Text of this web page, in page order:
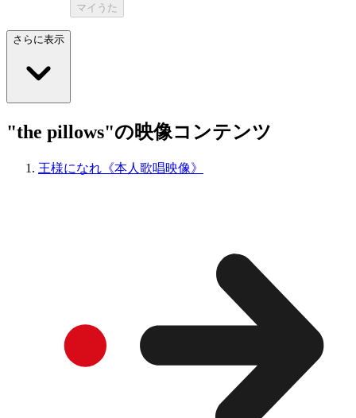
マイうた
さらに表示
"the pillows"の映像コンテンツ
王様になれ《本人歌唱映像》